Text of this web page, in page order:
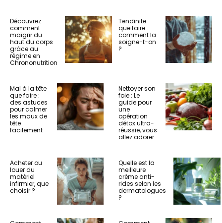
Découvrez
comment
maigrir du
haut du corps
grâce au
régime en
Chrononutrition
Tendinite
que faire :
comment la
soigne-t-on
?
Mal à la tête
que faire :
des astuces
pour calmer
les maux de
tête
facilement
Nettoyer son
foie : Le
guide pour
une
opération
détox ultra-
réussie, vous
allez adorer
Acheter ou
louer du
matériel
infirmier, que
choisir ?
Quelle est la
meilleure
crème anti-
rides selon les
dermatologues
?